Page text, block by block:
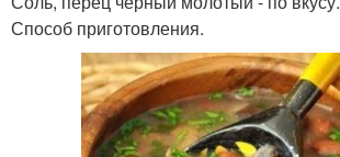
Способ приготовления.